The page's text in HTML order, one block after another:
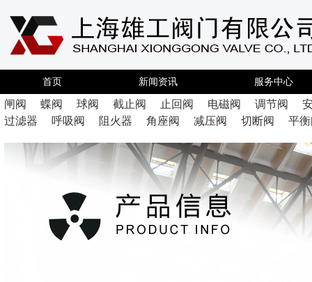
首页 新闻资讯 服务中心
闸阀 蝶阀 球阀 截止阀 止回阀 电磁阀 调节阀
过滤器
呼吸阀 阻火器 角座阀 减压阀 切断阀 平